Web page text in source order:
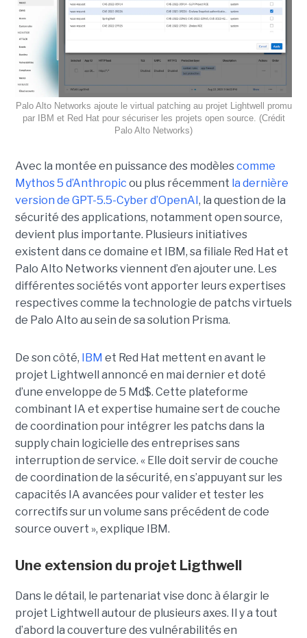
Palo Alto Networks ajoute le virtual patching au projet Lightwell promu
par IBM et Red Hat pour sécuriser les projets open source. (Crédit
Palo Alto Networks)
Avec la montée en puissance des modèlescomme
Mythos 5 d’Anthropic ou plus récemment la dernière
version de GPT-5.5-Cyber d’OpenAI , la question de la
sécurité des applications, notamment open source,
devient plus importante. Plusieurs initiatives
existent dans ce domaine et IBM, sa filiale Red Hat et
Palo Alto Networks viennent d’en ajouter une. Les
différentes sociétés vont apporter leurs expertises
respectives comme la technologie de patchs virtuels
de Palo Alto au sein de sa solution Prisma.
De son côté, IBM et Red Hat mettent en avant le
projet Lightwell annoncé en mai dernier et doté
d’une enveloppe de 5 Md$. Cette plateforme
combinant IA et expertise humaine sert de couche
de coordination pour intégrer les patchs dans la
supply chain logicielle des entreprises sans
interruption de service. « Elle doit servir de couche
de coordination de la sécurité, en s’appuyant sur les
capacités IA avancées pour valider et tester les
correctifs sur un volume sans précédent de code
source ouvert », explique IBM.
Une extension du projet Ligthwell
Dans le détail, le partenariat vise donc à élargir le
projet Lightwell autour de plusieurs axes. Il y a tout
d’abord la couverture des vulnérabilités en